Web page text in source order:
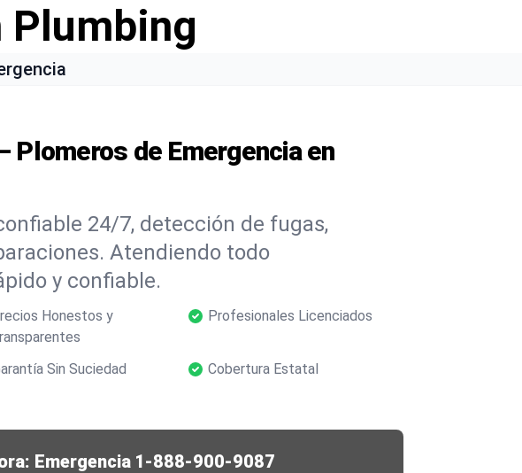
Plumbing
Plomeros de Emergencia en
24/7, detección de fugas,
Atendiendo todo
y confiable.
Honestos y
Profesionales Licenciados
Sin Suciedad Cobertura Estatal
Emergencia 1-888-900-9087